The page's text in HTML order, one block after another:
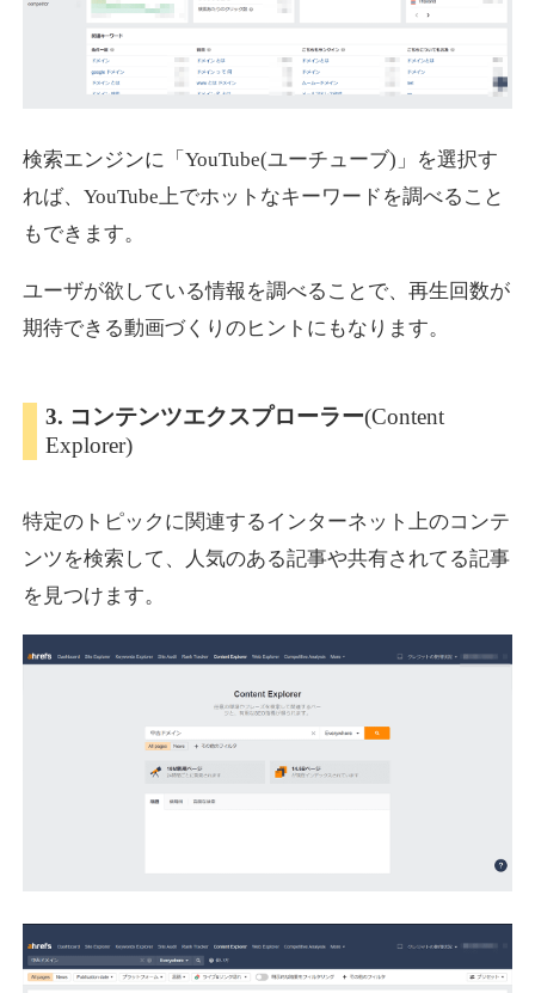
検索エンジンに「YouTube(ユーチューブ)」を選択す
れば、YouTube上でホットなキーワードを調べること
もできます。
ユーザが欲している情報を調べることで、再生回数が
期待できる動画づくりのヒントにもなります。
3. コンテンツエクスプローラー(Content
Explorer)
特定のトピックに関連するインターネット上のコンテ
ンツを検索して、人気のある記事や共有されてる記事
を見つけます。